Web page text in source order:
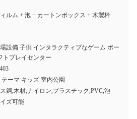
ルム + 泡 + カートンボックス + 木製枠
設備 子供 インタラクティブなゲーム ボー
トプレイセンター
テーマ キッズ 室内公園
鋼,木材,ナイロン,プラスチック,PVC,泡
ズ可能